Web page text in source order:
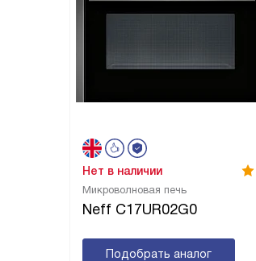
Микроволновая печь
Neff C17UR02G0
Нет в наличии
Подобрать аналог